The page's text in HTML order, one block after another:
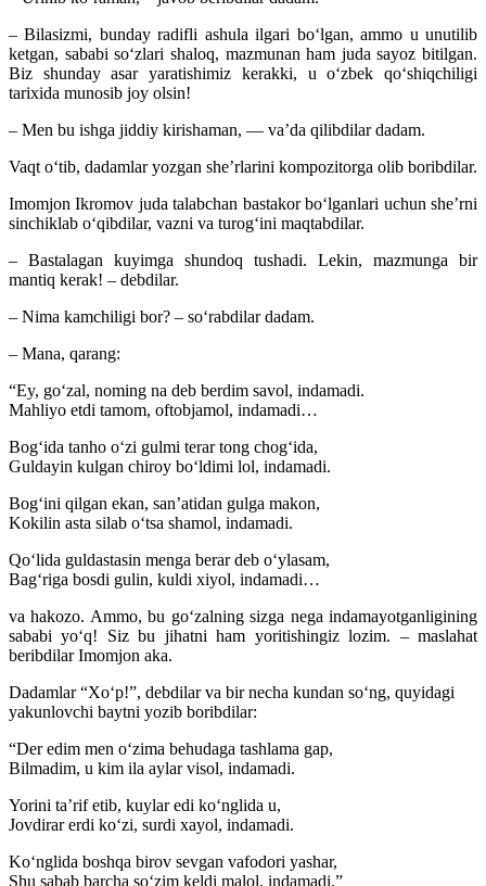
– Bilasizmi, bunday radifli ashula ilgari bo‘lgan, ammo u unutilib
ketgan, sababi so‘zlari shaloq, mazmunan ham juda sayoz bitilgan.
Biz shunday asar yaratishimiz kerakki, u o‘zbek qo‘shiqchiligi
tarixida munosib joy olsin!
– Men bu ishga jiddiy kirishaman, — va’da qilibdilar dadam.
Vaqt o‘tib, dadamlar yozgan she’rlarini kompozitorga olib boribdilar.
Imomjon Ikromov juda talabchan bastakor bo‘lganlari uchun she’rni
sinchiklab o‘qibdilar, vazni va turog‘ini maqtabdilar.
– Bastalagan kuyimga shundoq tushadi. Lekin, mazmunga bir
mantiq kerak! – debdilar.
– Nima kamchiligi bor? – so‘rabdilar dadam.
– Mana, qarang:
“Ey, go‘zal, noming na deb berdim savol, indamadi.
Mahliyo etdi tamom, oftobjamol, indamadi…
Bog‘ida tanho o‘zi gulmi terar tong chog‘ida,
Guldayin kulgan chiroy bo‘ldimi lol, indamadi.
Bog‘ini qilgan ekan, san’atidan gulga makon,
Kokilin asta silab o‘tsa shamol, indamadi.
Qo‘lida guldastasin menga berar deb o‘ylasam,
Bag‘riga bosdi gulin, kuldi xiyol, indamadi…
va hakozo. Ammo, bu go‘zalning sizga nega indamayotganligining
sababi yo‘q! Siz bu jihatni ham yoritishingiz lozim. – maslahat
beribdilar Imomjon aka.
Dadamlar “Xo‘p!”, debdilar va bir necha kundan so‘ng, quyidagi
yakunlovchi baytni yozib boribdilar:
“Der edim men o‘zima behudaga tashlama gap,
Bilmadim, u kim ila aylar visol, indamadi.
Yorini ta’rif etib, kuylar edi ko‘nglida u,
Jovdirar erdi ko‘zi, surdi xayol, indamadi.
Ko‘nglida boshqa birov sevgan vafodori yashar,
Shu sabab barcha so‘zim keldi malol, indamadi.”